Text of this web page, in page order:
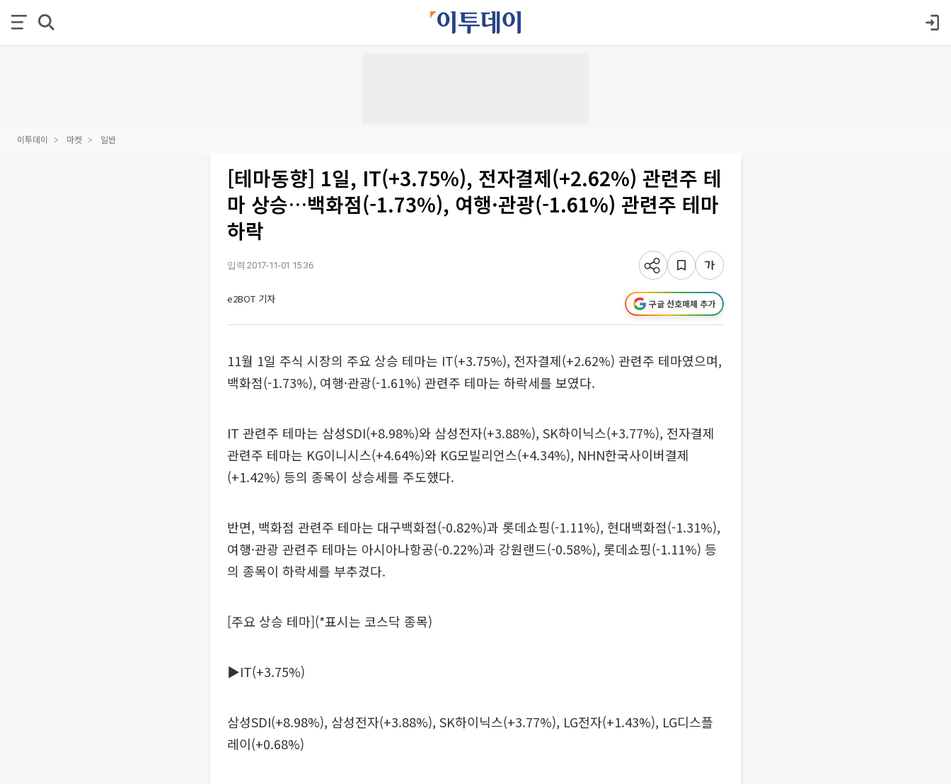
이투데이 마켓 일반
[테마동향] 1일, IT(+3.75%), 전자결제(+2.62%) 관련주 테
마 상승…백화점(-1.73%), 여행·관광(-1.61%) 관련주 테마
하락
입력 2017-11-01 15:36
e2BOT 기자 구글 선호매체 추가
11월 1일 주식 시장의 주요 상승 테마는 IT(+3.75%), 전자결제(+2.62%) 관련주 테마였으며,
백화점(-1.73%), 여행·관광(-1.61%) 관련주 테마는 하락세를 보였다.
IT 관련주 테마는 삼성SDI(+8.98%)와 삼성전자(+3.88%), SK하이닉스(+3.77%), 전자결제
관련주 테마는 KG이니시스(+4.64%)와 KG모빌리언스(+4.34%), NHN한국사이버결제
(+1.42%) 등의 종목이 상승세를 주도했다.
반면, 백화점 관련주 테마는 대구백화점(-0.82%)과 롯데쇼핑(-1.11%), 현대백화점(-1.31%),
여행·관광 관련주 테마는 아시아나항공(-0.22%)과 강원랜드(-0.58%), 롯데쇼핑(-1.11%) 등
의 종목이 하락세를 부추겼다.
[주요 상승 테마](*표시는 코스닥 종목)
▶IT(+3.75%)
삼성SDI(+8.98%), 삼성전자(+3.88%), SK하이닉스(+3.77%), LG전자(+1.43%), LG디스플
레이(+0.68%)